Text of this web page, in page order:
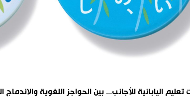
تعليم اليابانية للأجانب... بين الحواجز اللغوية